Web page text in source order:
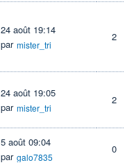
24 août 19:14
par mister_tri
2
24 août 19:05
par mister_tri
2
5 août 09:04
par galo7835
0